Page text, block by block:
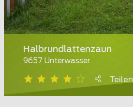
Halbrundlattenzaun
9657 Unterwasser
Teilen